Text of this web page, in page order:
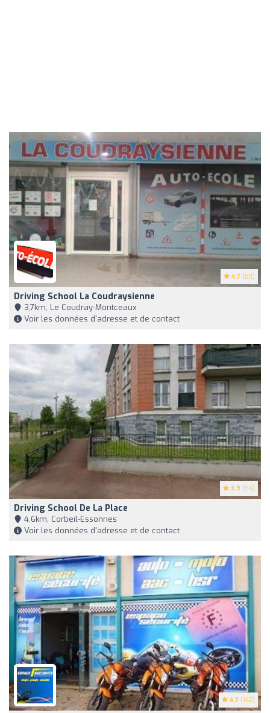
4.7 (83)
Driving School La Coudraysienne
3,7km, Le Coudray-Montceaux
Voir les données d'adresse et de contact
3.9 (54)
Driving School De La Place
4,6km, Corbeil-Essonnes
Voir les données d'adresse et de contact
4.7 (142)